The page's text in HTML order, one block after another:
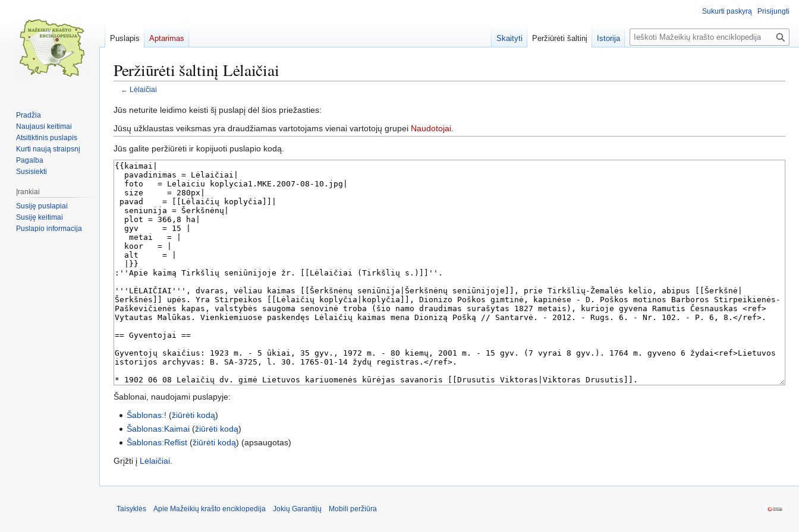
Peržiūrėti šaltinį Lėlaičiai
← Lėlaičiai
Pereiti
navigaciją
Jump
search
Jūs neturite leidimo keisti šį puslapį dėl šios priežasties:
Jūsų užklaustas veiksmas yra draudžiamas vartotojams vienai vartotojų grupei Naudotojai.
Jūs galite peržiūrėti ir kopijuoti puslapio kodą.
Šablonai, naudojami puslapyje:
Šablonas:! (žiūrėti kodą)
Šablonas:Kaimai (žiūrėti kodą)
Šablonas:Reflist (žiūrėti kodą) (apsaugotas)
Grįžti į Lėlaičiai.
Sukurti paskyrą Prisijungti
Puslapis Aptarimas Skaityti Peržiūrėti šaltinį Istorija
P
a
Pradžia
Naujausi keitimai
Atsitiktinis puslapis
Kurti naują straipsnį
Pagalba
Susisiekti
Įrankiai
Susiję puslapiai
Susiję keitimai
Puslapio informacija
Taisyklės Apie Mažeikių krašto enciklopedija Jokių Garantijų Mobili peržiūra